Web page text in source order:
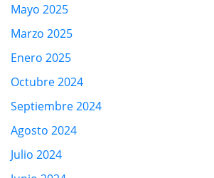
Mayo 2025
Marzo 2025
Enero 2025
Octubre 2024
Septiembre 2024
Agosto 2024
Julio 2024